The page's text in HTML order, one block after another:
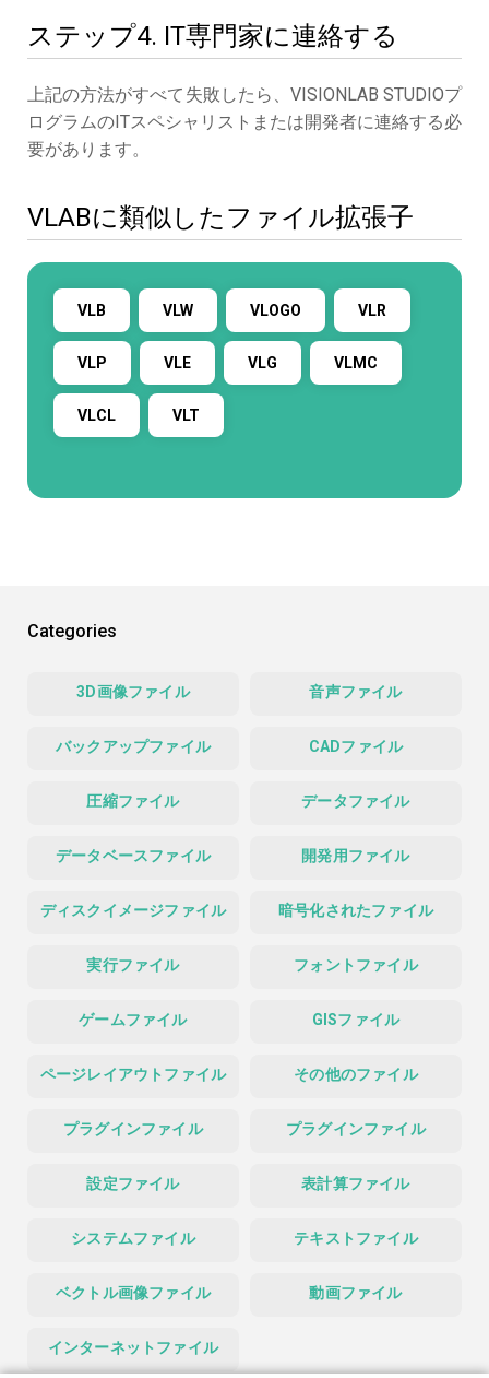
ステップ4. IT専門家に連絡する
上記の方法がすべて失敗したら、VISIONLAB STUDIOプ
ログラムのITスペシャリストまたは開発者に連絡する必
要があります。
VLABに類似したファイル拡張子
VLB VLW VLOGO VLR
VLP VLE VLG VLMC
VLCL VLT
Categories
3D画像ファイル 音声ファイル
バックアップファイル CADファイル
圧縮ファイル データファイル
データベースファイル 開発用ファイル
ディスクイメージファイル 暗号化されたファイル
実行ファイル フォントファイル
ゲームファイル GISファイル
ページレイアウトファイル その他のファイル
プラグインファイル プラグインファイル
設定ファイル 表計算ファイル
システムファイル テキストファイル
ベクトル画像ファイル 動画ファイル
インターネットファイル